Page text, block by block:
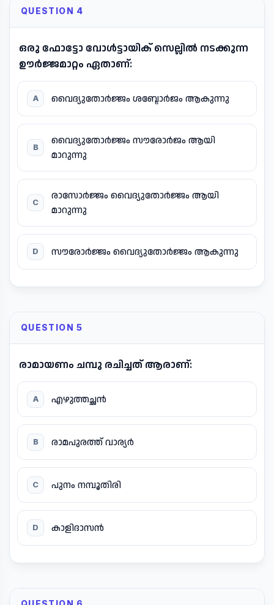
QUESTION 4
ഒരു ഫോട്ടോ വോൾട്ടായിക് സെല്ലിൽ നടക്കുന്ന
ഊർജ്ജമാറ്റം ഏതാണ്:
A വൈദ്യുതോർജ്ജം ശബ്ദോർജം ആകുന്നു
B
വൈദ്യുതോർജ്ജം സൗരോർജം ആയി
മാറുന്നു
C
രാസോർജ്ജം വൈദ്യുതോർജ്ജം ആയി
മാറുന്നു
D സൗരോർജ്ജം വൈദ്യുതോർജ്ജം ആകുന്നു
QUESTION 5
രാമായണം ചമ്പു രചിച്ചത് ആരാണ്:
A എഴുത്തച്ഛൻ
B രാമപുരത്ത് വാര്യർ
C പുനം നമ്പൂതിരി
D കാളിദാസൻ